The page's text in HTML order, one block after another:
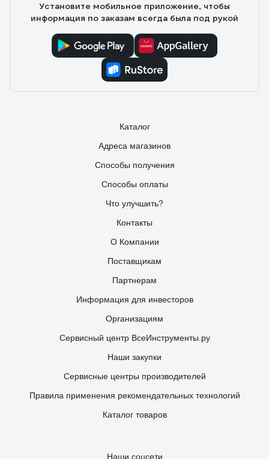
Установите мобильное приложение, чтобы
информация по заказам всегда была под рукой
Каталог
Адреса магазинов
Способы получения
Способы оплаты
Что улучшить?
Контакты
О Компании
Поставщикам
Партнерам
Информация для инвесторов
Организациям
Сервисный центр ВсеИнструменты.ру
Наши закупки
Сервисные центры производителей
Правила применения рекомендательных технологий
Каталог товаров
Наши соцсети